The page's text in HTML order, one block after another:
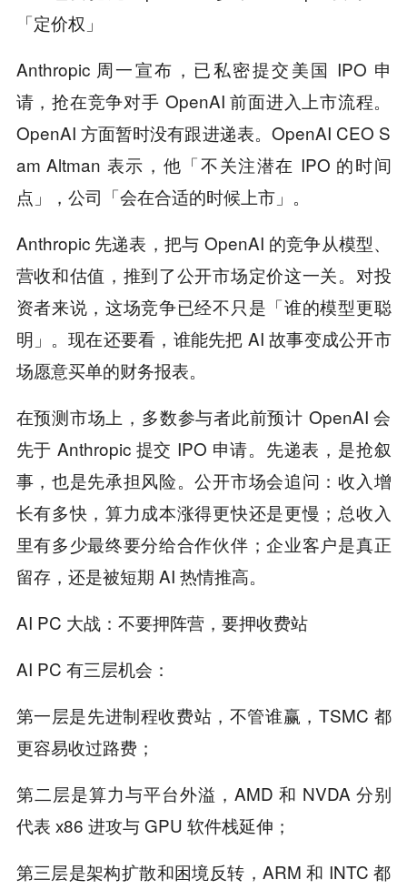
「定价权」
Anthropic 周一宣布，已私密提交美国 IPO 申
请，抢在竞争对手 OpenAI 前面进入上市流程。
OpenAI 方面暂时没有跟进递表。OpenAI CEO S
am Altman 表示，他「不关注潜在 IPO 的时间
点」，公司「会在合适的时候上市」。
Anthropic 先递表，把与 OpenAI 的竞争从模型、
营收和估值，推到了公开市场定价这一关。对投
资者来说，这场竞争已经不只是「谁的模型更聪
明」。现在还要看，谁能先把 AI 故事变成公开市
场愿意买单的财务报表。
在预测市场上，多数参与者此前预计 OpenAI 会
先于 Anthropic 提交 IPO 申请。先递表，是抢叙
事，也是先承担风险。公开市场会追问：收入增
长有多快，算力成本涨得更快还是更慢；总收入
里有多少最终要分给合作伙伴；企业客户是真正
留存，还是被短期 AI 热情推高。
AI PC 大战：不要押阵营，要押收费站
AI PC 有三层机会：
第一层是先进制程收费站，不管谁赢，TSMC 都
更容易收过路费；
第二层是算力与平台外溢，AMD 和 NVDA 分别
代表 x86 进攻与 GPU 软件栈延伸；
第三层是架构扩散和困境反转，ARM 和 INTC 都